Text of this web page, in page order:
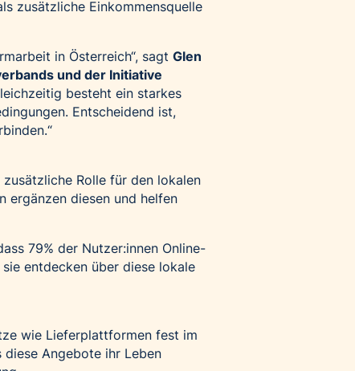
zusätzliche Einkommensquelle
in Österreich“, sagt Glen
und der Initiative
besteht ein starkes
Entscheidend ist,
Rolle für den lokalen
ergänzen diesen und helfen
79% der Nutzer:innen Online-
entdecken über diese lokale
wie Lieferplattformen fest im
Angebote ihr Leben